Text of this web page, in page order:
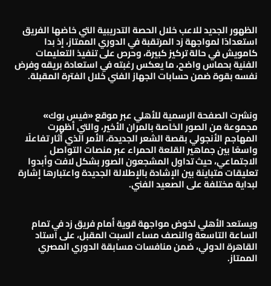
الظهور الجديد للاعب خلال الحصة التدريبية التي خاضها الفريق
استعدادًا لمواجهة زد المرتقبة في الدوري الممتاز، إذ بدا
كامويش في حالة تركيز كبيرة، وحرص على تنفيذ التعليمات
الفنية بحماس واضح، ما يعكس رغبته في استعادة بريقه وفرض
نفسه بقوة ضمن حسابات الجهاز الفني خلال الفترة المقبلة.
ونشرت الصفحة الرسمية للأهلي عبر موقع «فيس بوك»
مجموعة من الصور الخاصة بالمران الأخير، والتي أظهرت
المهاجم الأنجولي بقصة الشعر الجديدة، الأمر الذي أثار تفاعلًا
واسعًا بين جماهير القلعة الحمراء عبر منصات التواصل
الاجتماعي، حيث تداول المشجعون الصور بشكل لافت وأبدوا
تعليقات متباينة بين الإشادة بالإطلالة الجديدة واعتبارها إشارة
لبداية مختلفة على الصعيد الفني.
ويستعد الأهلي لخوض مواجهة قوية أمام فريق زد في تمام
الساعة التاسعة والنصف مساء السبت المقبل، على استاد
القاهرة الدولي، ضمن منافسات مسابقة الدوري المصري
الممتاز.